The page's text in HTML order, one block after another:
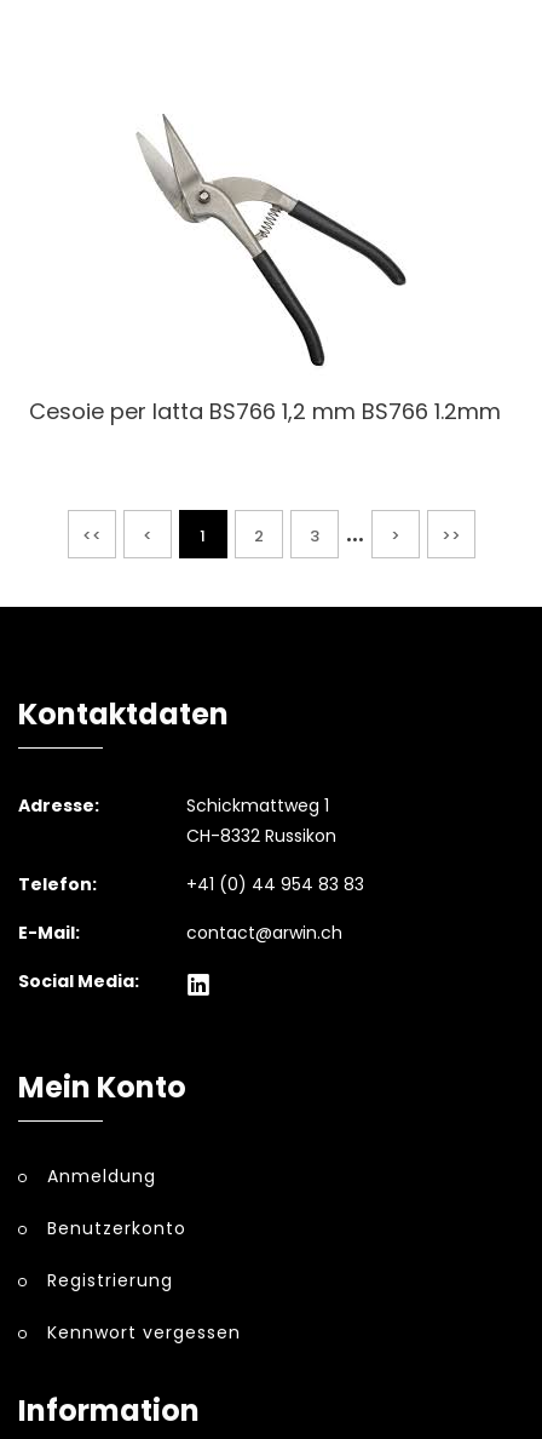
Cesoie per latta BS766 1,2 mm BS766 1.2mm
<< < 1 2 3 ... > >>
Kontaktdaten
Adresse:
Schickmattweg 1
CH-8332 Russikon
Telefon:
+41 (0) 44 954 83 83
E-Mail:
contact@arwin.ch
Social Media:
Mein Konto
Anmeldung
Benutzerkonto
Registrierung
Kennwort vergessen
Information